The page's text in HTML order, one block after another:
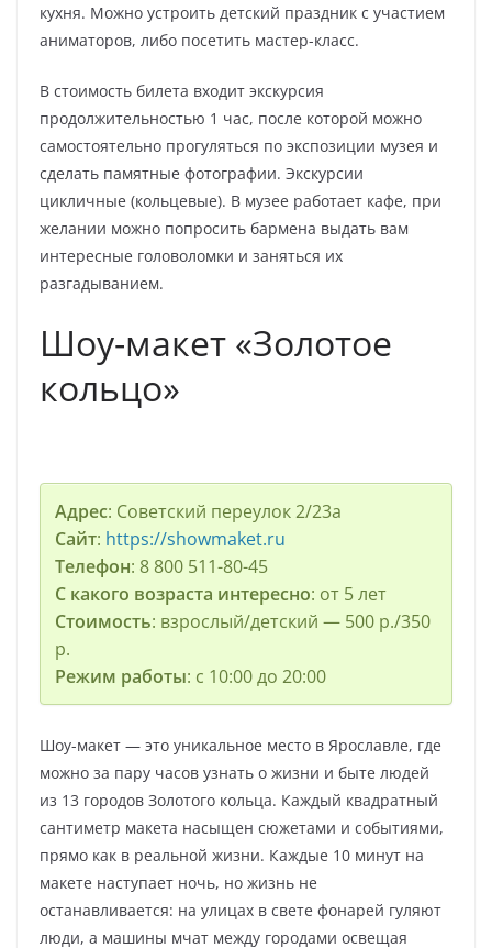
кухня. Можно устроить детский праздник с участием
аниматоров, либо посетить мастер-класс.
В стоимость билета входит экскурсия
продолжительностью 1 час, после которой можно
самостоятельно прогуляться по экспозиции музея и
сделать памятные фотографии. Экскурсии
цикличные (кольцевые). В музее работает кафе, при
желании можно попросить бармена выдать вам
интересные головоломки и заняться их
разгадыванием.
Шоу-макет «Золотое
кольцо»
Адрес: Советский переулок 2/23а
Сайт: https://showmaket.ru
Телефон: 8 800 511-80-45
С какого возраста интересно: от 5 лет
Стоимость: взрослый/детский — 500 р./350
р.
Режим работы: с 10:00 до 20:00
Шоу-макет — это уникальное место в Ярославле, где
можно за пару часов узнать о жизни и быте людей
из 13 городов Золотого кольца. Каждый квадратный
сантиметр макета насыщен сюжетами и событиями,
прямо как в реальной жизни. Каждые 10 минут на
макете наступает ночь, но жизнь не
останавливается: на улицах в свете фонарей гуляют
люди, а машины мчат между городами освещая